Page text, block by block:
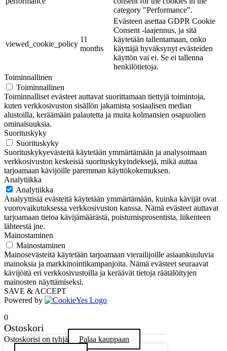
category "Performance".
viewed_cookie_policy
11
months
Evästeen asettaa GDPR Cookie
Consent -laajennus, ja sitä
käytetään tallentamaan, onko
käyttäjä hyväksynyt evästeiden
käyttön vai ei. Se ei tallenna
henkilötietoja.
Toiminnallinen
Toiminnallinen
Toiminnalliset evästeet auttavat suorittamaan tiettyjä toimintoja,
kuten verkkosivuston sisällön jakamista sosiaalisen median
alustoilla, keräämään palautetta ja muita kolmansien osapuolien
ominaisuuksia.
Suorituskyky
Suorituskyky
Suorituskykyevästeitä käytetään ymmärtämään ja analysoimaan
verkkosivuston keskeisiä suorituskykyindeksejä, mikä auttaa
tarjoamaan kävijöille paremman käyttökokemuksen.
Analytiikka
Analytiikka
Analyyttisiä evästeitä käytetään ymmärtämään, kuinka kävijät ovat
vuorovaikutuksessa verkkosivuston kanssa. Nämä evästeet auttavat
tarjoamaan tietoa kävijämäärästä, poistumisprosentista, liikenteen
lähteestä jne.
Mainostaminen
Mainostaminen
Mainosevästeitä käytetään tarjoamaan vierailijoille asiaankuuluvia
mainoksia ja markkinointikampanjoita. Nämä evästeet seuraavat
kävijöitä eri verkkosivustoilla ja keräävät tietoja räätälöityjen
mainosten näyttämiseksi.
SAVE & ACCEPT
Powered by
0
Ostoskori
Ostoskorisi on tyhjä Palaa kauppaan